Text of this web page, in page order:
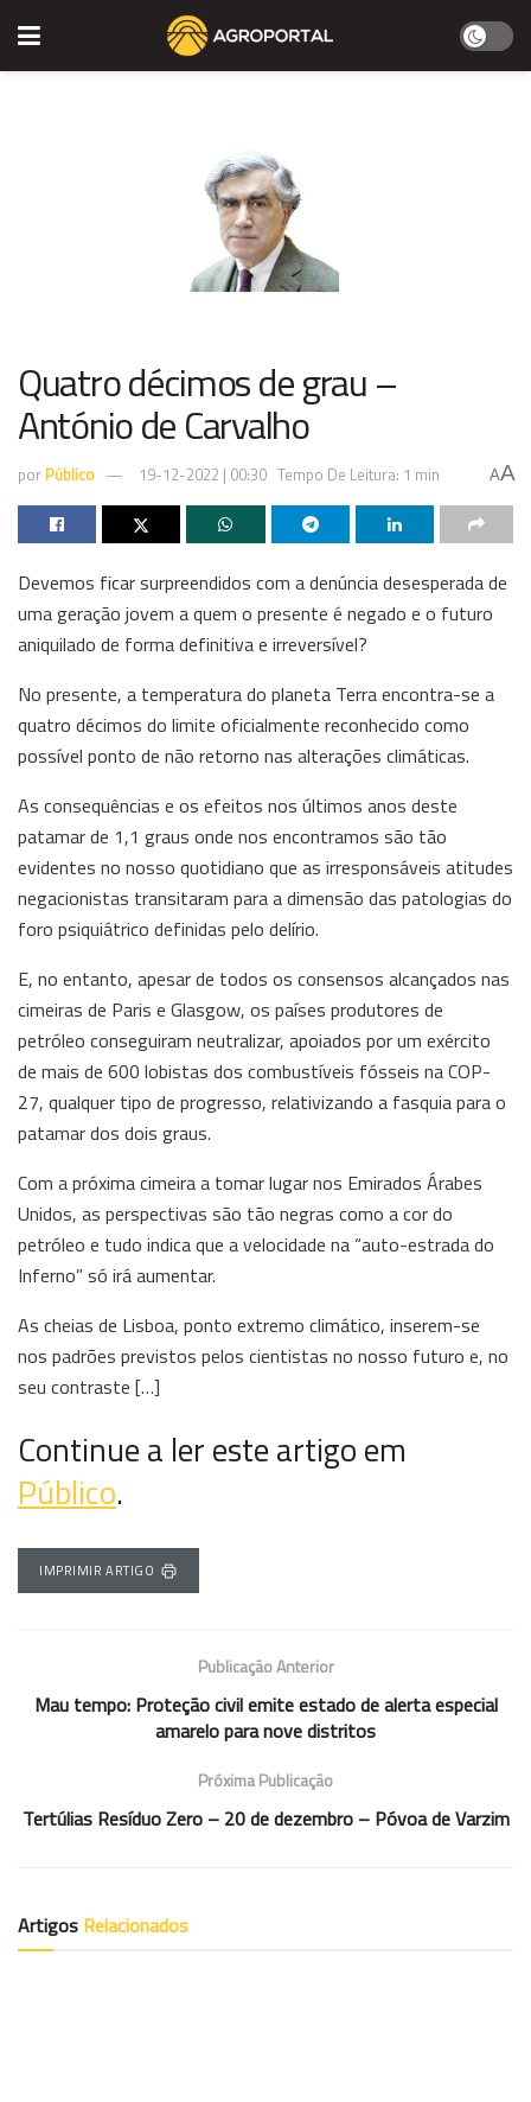
Quatro décimos de grau –
António de Carvalho
por Público 19-12-2022 | 00:30 Tempo De Leitura: 1 min AA
Devemos ficar surpreendidos com a denúncia desesperada de
uma geração jovem a quem o presente é negado e o futuro
aniquilado de forma definitiva e irreversível?
No presente, a temperatura do planeta Terra encontra-se a
quatro décimos do limite oficialmente reconhecido como
possível ponto de não retorno nas alterações climáticas.
As consequências e os efeitos nos últimos anos deste
patamar de 1,1 graus onde nos encontramos são tão
evidentes no nosso quotidiano que as irresponsáveis atitudes
negacionistas transitaram para a dimensão das patologias do
foro psiquiátrico definidas pelo delírio.
E, no entanto, apesar de todos os consensos alcançados nas
cimeiras de Paris e Glasgow, os países produtores de
petróleo conseguiram neutralizar, apoiados por um exército
de mais de 600 lobistas dos combustíveis fósseis na COP-
27, qualquer tipo de progresso, relativizando a fasquia para o
patamar dos dois graus.
Com a próxima cimeira a tomar lugar nos Emirados Árabes
Unidos, as perspectivas são tão negras como a cor do
petróleo e tudo indica que a velocidade na “auto-estrada do
Inferno” só irá aumentar.
As cheias de Lisboa, ponto extremo climático, inserem-se
nos padrões previstos pelos cientistas no nosso futuro e, no
seu contraste […]
Continue a ler este artigo em
Público.
IMPRIMIR ARTIGO
Publicação Anterior
Mau tempo: Proteção civil emite estado de alerta especial
amarelo para nove distritos
Próxima Publicação
Tertúlias Resíduo Zero – 20 de dezembro – Póvoa de Varzim
Artigos Relacionados